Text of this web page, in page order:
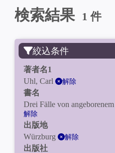
検索結果 1 件
絞込条件
著者名1
Uhl, Carl
解除
書名
Drei Fälle von
解除
出版地
Würzburg
解除
出版社